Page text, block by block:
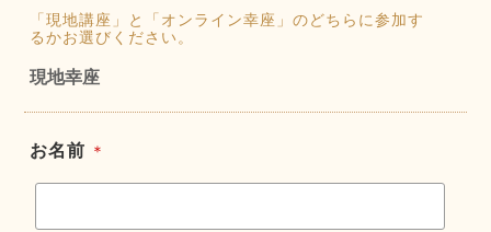
「現地講座」と「オンライン幸座」のどちらに参加す
るかお選びください。
現地幸座
お名前 ＊